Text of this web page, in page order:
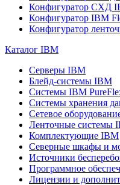
Конфигуратор СХД
Конфигуратор IBM
Конфигуратор
Каталог IBM
Серверы IBM
Блейд-системы IBM
Системы IBM
Системы хранения
Сетевое
Ленточные системы
Комплектующие IBM
Северные шкафы и
Источники
Программное
Лицензии и